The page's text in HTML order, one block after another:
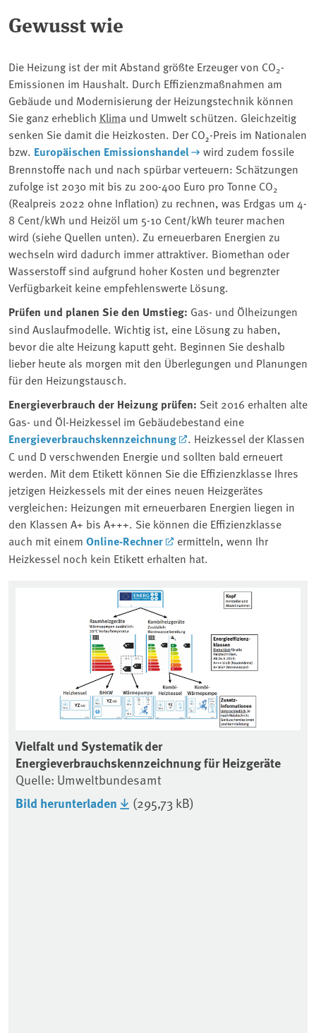
Gewusst wie
Die Heizung ist der mit Abstand größte Erzeuger von CO2-
Emissionen im Haushalt. Durch Effizienzmaßnahmen am
Gebäude und Modernisierung der Heizungstechnik können
Sie ganz erheblich ⁠ Klima ⁠ und Umwelt schützen. Gleichzeitig
senken Sie damit die Heizkosten. Der CO₂-Preis im Nationalen
bzw. Europäischen Emissionshandel
wird zudem fossile
Brennstoffe nach und nach spürbar verteuern: Schätzungen
zufolge ist 2030 mit bis zu 200-400 Euro pro Tonne CO2
(Realpreis 2022 ohne Inflation) zu rechnen, was Erdgas um 4-
8 Cent/kWh und Heizöl um 5-10 Cent/kWh teurer machen
wird (siehe Quellen unten). Zu erneuerbaren Energien zu
wechseln wird dadurch immer attraktiver. Biomethan oder
Wasserstoff sind aufgrund hoher Kosten und begrenzter
Verfügbarkeit keine empfehlenswerte Lösung.
Prüfen und planen Sie den Umstieg: Gas- und Ölheizungen
sind Auslaufmodelle. Wichtig ist, eine Lösung zu haben,
bevor die alte Heizung kaputt geht. Beginnen Sie deshalb
lieber heute als morgen mit den Überlegungen und Planungen
für den Heizungstausch.
Energieverbrauch der Heizung prüfen: Seit 2016 erhalten alte
Gas- und Öl-Heizkessel im Gebäudebestand eine
Energieverbrauchskennzeichnung
. Heizkessel der Klassen
C und D verschwenden Energie und sollten bald erneuert
werden. Mit dem Etikett können Sie die Effizienzklasse Ihres
jetzigen Heizkessels mit der eines neuen Heizgerätes
vergleichen: Heizungen mit erneuerbaren Energien liegen in
den Klassen A+ bis A+++. Sie können die Effizienzklasse
auch mit einem Online-Rechner
ermitteln, wenn Ihr
Heizkessel noch kein Etikett erhalten hat.
Vielfalt und Systematik der
Energieverbrauchskennzeichnung für Heizgeräte
Quelle: Umweltbundesamt
Bild herunterladen (295,73 kB)